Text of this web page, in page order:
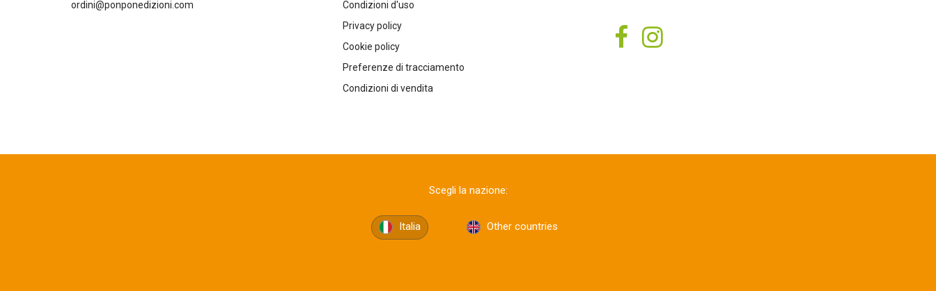
ordini@ponponedizioni.com
Condizioni d'uso
Privacy policy
Cookie policy
Preferenze di tracciamento
Condizioni di vendita
Scegli la nazione:
Italia Other countries